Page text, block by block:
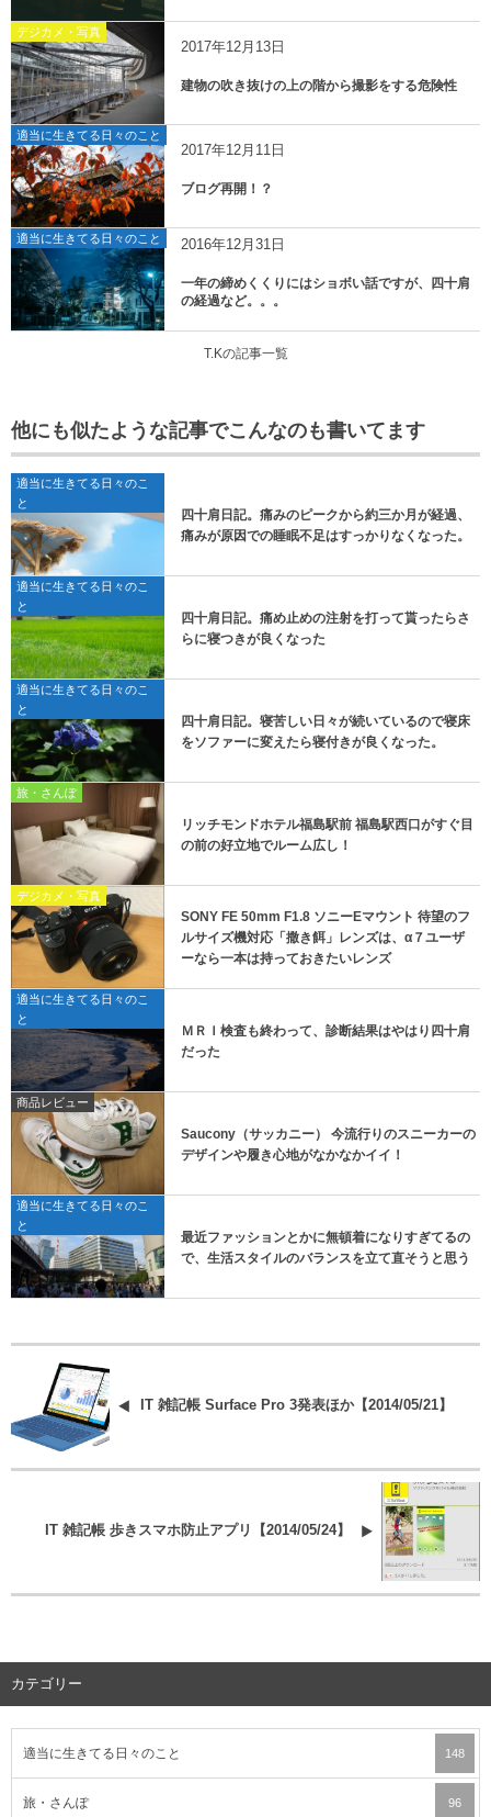
デジカメ・写真
2017年12月13日
建物の吹き抜けの上の階から撮影をする危険性
適当に生きてる日々のこと
2017年12月11日
ブログ再開！？
適当に生きてる日々のこと 2016年12月31日
一年の締めくくりにはショボい話ですが、四十肩
の経過など。。。
T.Kの記事一覧
他にも似たような記事でこんなのも書いてます
適当に生きてる日々のこ
と
四十肩日記。痛みのピークから約三か月が経過、
痛みが原因での睡眠不足はすっかりなくなった。
適当に生きてる日々のこ
と
四十肩日記。痛め止めの注射を打って貰ったらさ
らに寝つきが良くなった
適当に生きてる日々のこ
と
四十肩日記。寝苦しい日々が続いているので寝床
をソファーに変えたら寝付きが良くなった。
旅・さんぽ
リッチモンドホテル福島駅前 福島駅西口がすぐ目
の前の好立地でルーム広し！
デジカメ・写真
SONY FE 50mm F1.8 ソニーEマウント 待望のフ
ルサイズ機対応「撒き餌」レンズは、α７ユーザ
ーなら一本は持っておきたいレンズ
適当に生きてる日々のこ
と
ＭＲＩ検査も終わって、診断結果はやはり四十肩
だった
商品レビュー
Saucony（サッカニー） 今流行りのスニーカーの
デザインや履き心地がなかなかイイ！
適当に生きてる日々のこ
と
最近ファッションとかに無頓着になりすぎてるの
で、生活スタイルのバランスを立て直そうと思う
IT 雑記帳 Surface Pro 3発表ほか【2014/05/21】
IT 雑記帳 歩きスマホ防止アプリ【2014/05/24】
カテゴリー
適当に生きてる日々のこと 148
旅・さんぽ 96